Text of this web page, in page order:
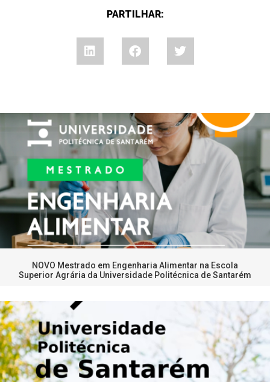
PARTILHAR:
NOVO Mestrado em Engenharia Alimentar na Escola
Superior Agrária da Universidade Politécnica de Santarém